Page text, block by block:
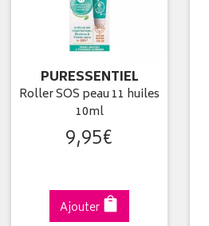
PURESSENTIEL
Roller SOS peau 11 huiles
10ml
9,95€
Ajouter